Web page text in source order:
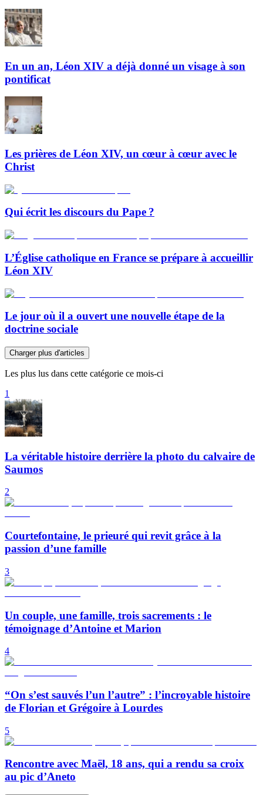
En un an, Léon XIV a déjà donné un visage à son
pontificat
Les prières de Léon XIV, un cœur à cœur avec le
Christ
Qui écrit les discours du Pape ?
L’Église catholique en France se prépare à accueillir
Léon XIV
Le jour où il a ouvert une nouvelle étape de la
doctrine sociale
Charger plus d'articles
Les plus lus dans cette catégorie ce mois-ci
1
La véritable histoire derrière la photo du calvaire de
Saumos
2
Courtefontaine, le prieuré qui revit grâce à la
passion d’une famille
3
Un couple, une famille, trois sacrements : le
témoignage d’Antoine et Marion
4
“On s’est sauvés l’un l’autre” : l’incroyable histoire
de Florian et Grégoire à Lourdes
5
Rencontre avec Maël, 18 ans, qui a rendu sa croix
au pic d’Aneto